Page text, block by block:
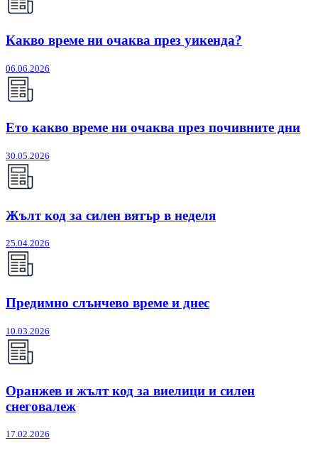
Какво време ни очаква през уикенда?
06.06.2026
Ето какво време ни очаква през почивните дни
30.05.2026
Жълт код за силен вятър в неделя
25.04.2026
Предимно слънчево време и днес
10.03.2026
Оранжев и жълт код за виелици и силен
снеговалеж
17.02.2026